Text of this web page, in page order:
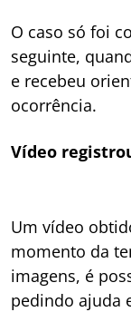
O caso só foi
seguinte,
e recebeu
ocorrência.
Vídeo
Um vídeo
momento da
imagens, é
pedindo ajuda